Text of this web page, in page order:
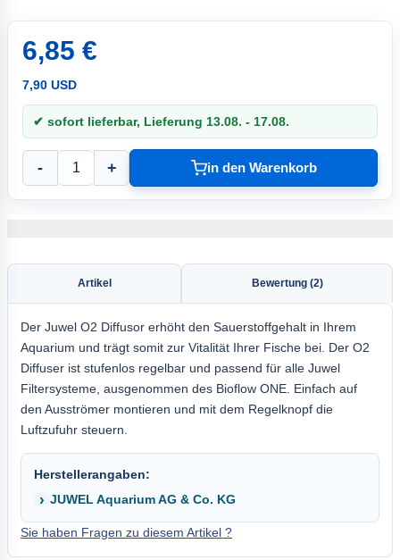
6,85 €
7,90 USD
✔ sofort lieferbar, Lieferung 13.08. - 17.08.
- + in den Warenkorb
Artikel Bewertung (2)
Der Juwel O2 Diffusor erhöht den Sauerstoffgehalt in Ihrem
Aquarium und trägt somit zur Vitalität Ihrer Fische bei. Der O2
Diffuser ist stufenlos regelbar und passend für alle Juwel
Filtersysteme, ausgenommen des Bioflow ONE. Einfach auf
den Ausströmer montieren und mit dem Regelknopf die
Luftzufuhr steuern.
Herstellerangaben:
JUWEL Aquarium AG & Co. KG
Sie haben Fragen zu diesem Artikel ?